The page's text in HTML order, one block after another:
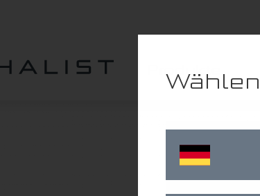
Header
Quicklinks
Produkte